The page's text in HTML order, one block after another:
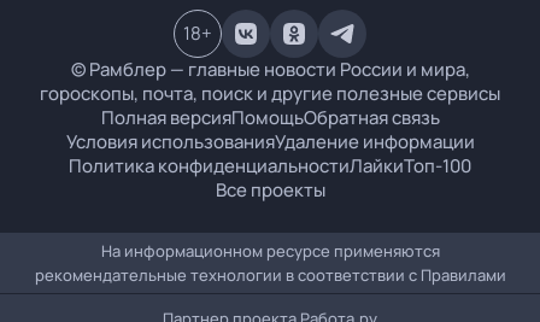
© Рамблер — главные новости России и мира,
гороскопы, почта, поиск и другие полезные сервисы
Полная версияПомощьОбратная связь
Условия использованияУдаление информации
Политика конфиденциальностиЛайкиТоп-100
Все проекты
18+
На информационном ресурсе применяются
рекомендательные технологии в соответствии с Правилами